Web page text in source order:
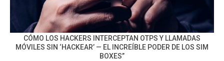
CÓMO LOS HACKERS INTERCEPTAN OTPS Y LLAMADAS
MÓVILES SIN ‘HACKEAR’ — EL INCREÍBLE PODER DE LOS SIM
BOXES”